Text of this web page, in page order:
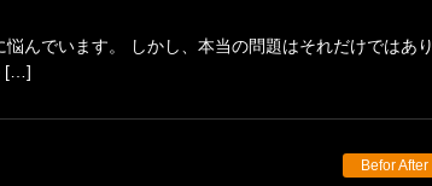
んでいます。 しかし、本当の問題はそれだけではあり
[…]
Befor After